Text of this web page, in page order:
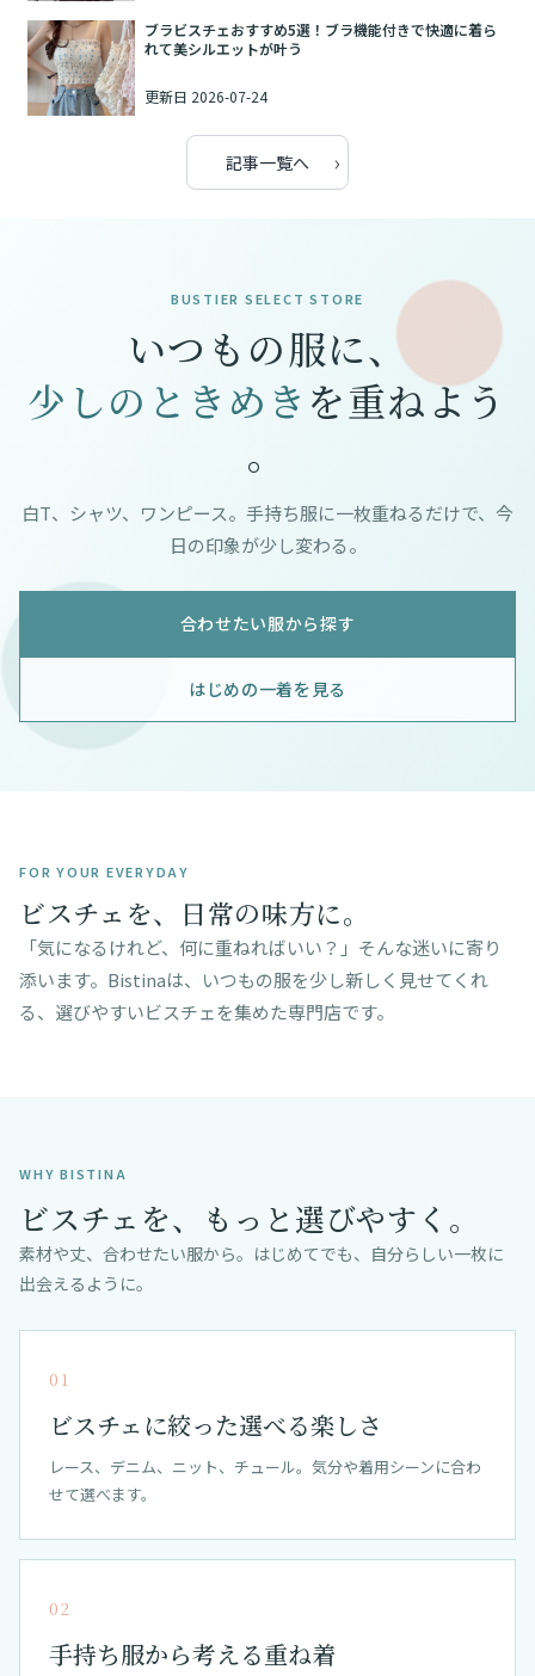
ブラビスチェおすすめ5選！ブラ機能付きで快適に着ら
れて美シルエットが叶う
更新日 2026-07-24
記事一覧へ ›
BUSTIER SELECT STORE
いつもの服に、
少しのときめき を重ねよう
。
白T、シャツ、ワンピース。手持ち服に一枚重ねるだけで、今
日の印象が少し変わる。
合わせたい服から探す
はじめの一着を見る
FOR YOUR EVERYDAY
ビスチェを、日常の味方に。
「気になるけれど、何に重ねればいい？」そんな迷いに寄り
添います。Bistinaは、いつもの服を少し新しく見せてくれ
る、選びやすいビスチェを集めた専門店です。
WHY BISTINA
ビスチェを、もっと選びやすく。
素材や丈、合わせたい服から。はじめてでも、自分らしい一枚に
出会えるように。
01
ビスチェに絞った選べる楽しさ
レース、デニム、ニット、チュール。気分や着用シーンに合わ
せて選べます。
02
手持ち服から考える重ね着